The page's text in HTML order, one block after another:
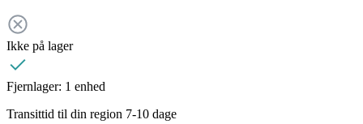
Ikke på lager
Fjernlager: 1 enhed
Transittid til din region 7-10 dage